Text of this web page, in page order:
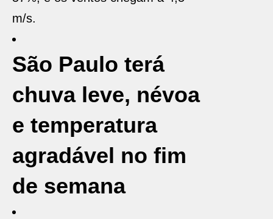
m/s.
São Paulo terá
chuva leve, névoa
e temperatura
agradável no fim
de semana